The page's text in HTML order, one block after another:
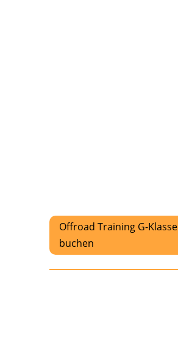
Offroad Training G-Klasse
buchen